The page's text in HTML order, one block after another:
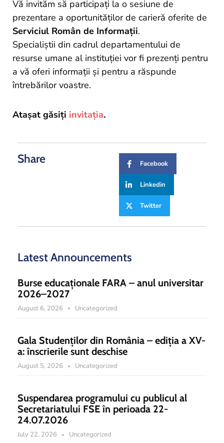
Projects
Vă invităm să participați la o sesiune de
prezentare a oportunităților de carieră oferite de
Serviciul Român de Informații.
Specialiștii din cadrul departamentului de
resurse umane al instituției vor fi prezenți pentru
a vă oferi informații și pentru a răspunde
întrebărilor voastre.
Atașat găsiți invitația.
Share Facebook
Linkedin
Twitter
Latest Announcements
Burse educaționale FARA – anul universitar
2026–2027
August 6, 2026 Uncategorized
Gala Studenților din România – ediția a XV-
a: înscrierile sunt deschise
August 5, 2026 Uncategorized
Suspendarea programului cu publicul al
Secretariatului FSE în perioada 22-
24.07.2026
July 22, 2026 Uncategorized